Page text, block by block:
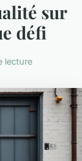
sur
défi
lecture